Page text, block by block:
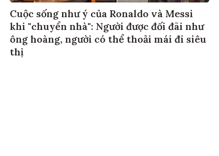
Cuộc sống như ý của Ronaldo và Messi
khi "chuyển nhà": Người được đối đãi như
ông hoàng, người có thể thoải mái đi siêu
thị